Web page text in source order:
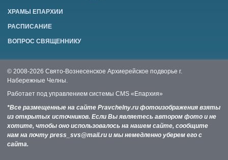
ХРАМЫ ЕПАРХИИ
РАСПИСАНИЕ
ВОПРОС СВЯЩЕННИКУ
© 2008-2026 Свято-Вознесенское Архиерейское подворье г.
Набережные Челны.
Работает под управлением системы CMS «Епархия»
*Все размещенные на сайте Pravchelny.ru фотоизображения взяты
из открытых источников. Если Вы являетесь автором фото и не
хотите, чтобы оно использовалось на нашем сайте, сообщите
нам на почту press_svs@mail.ru и мы немедленно уберем его с
сайта.